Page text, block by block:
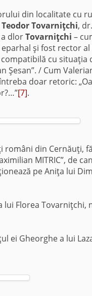
din localitate cu
Teodor Tovarniţchi,
dlorTovarniţchi –
şi fost rector
compatibilă cu situaţia
/ Cum
doar retoric:
[7].
români din Cernăuţi,
MITRIC”, de
pe Aniţa lui
lui Florea Tovarniţchi,
ei Gheorghe a lui